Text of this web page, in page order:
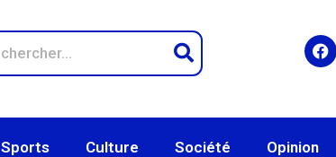
Sports Culture Société Opinion